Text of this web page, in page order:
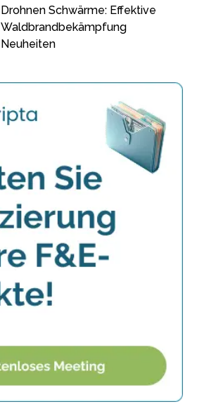
Drohnen Schwärme: Effektive
Waldbrandbekämpfung
Neuheiten